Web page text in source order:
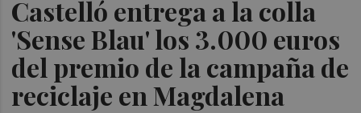
Castelló entrega a la colla
'Sense Blau' los 3.000 euros
del premio de la campaña de
reciclaje en Magdalena